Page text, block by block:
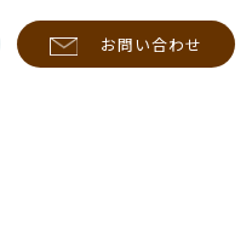
お問い合わせ